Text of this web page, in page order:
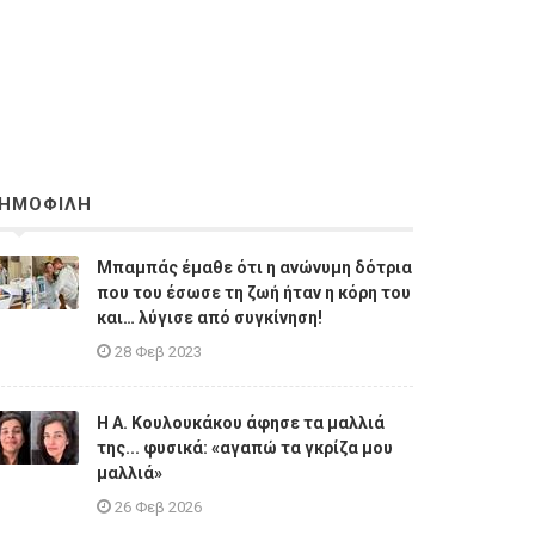
Μπαμπάς έμαθε ότι η ανώνυμη δότρια
που του έσωσε τη ζωή ήταν η κόρη του
και… λύγισε από συγκίνηση!
28 Φεβ 2023
Η A. Κουλουκάκου άφησε τα μαλλιά
της... φυσικά: «αγαπώ τα γκρίζα μου
μαλλιά»
26 Φεβ 2026